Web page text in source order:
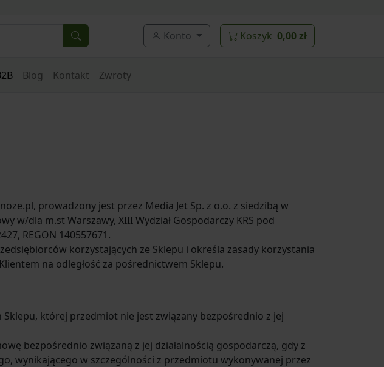
Konto Koszyk 0,00 zł
Blog Kontakt Zwroty
prowadzony jest przez Media Jet Sp. z o.o. z siedzibą w
w/dla m.st Warszawy, XIII Wydział Gospodarczy KRS pod
REGON 140557671.
korzystających ze Sklepu i określa zasady korzystania
na odległość za pośrednictwem Sklepu.
której przedmiot nie jest związany bezpośrednio z jej
bezpośrednio związaną z jej działalnością gospodarczą, gdy z
wynikającego w szczególności z przedmiotu wykonywanej przez